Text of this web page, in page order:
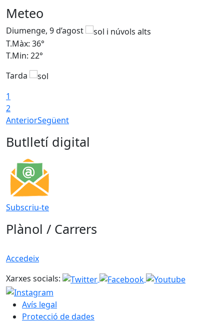
Meteo
Diumenge, 9 d’agost
T.Màx: 36°
T.Min: 22°
Tarda
1
2
AnteriorSegüent
Butlletí digital
Subscriu-te
Plànol / Carrers
Accedeix
Xarxes socials:
Avís legal
Protecció de dades